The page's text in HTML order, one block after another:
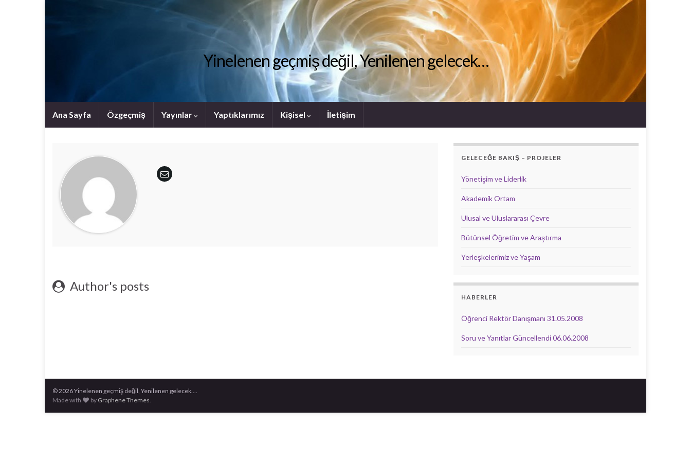
Yinelenen geçmiş değil, Yenilenen gelecek…
Ana Sayfa Özgeçmiş Yayınlar Yaptıklarımız Kişisel İletişim
Author's posts
GELECEĞE BAKIŞ – PROJELER
Yönetişim ve Liderlik
Akademik Ortam
Ulusal ve Uluslararası Çevre
Bütünsel Öğretim ve Araştırma
Yerleşkelerimiz ve Yaşam
HABERLER
Öğrenci Rektör Danışmanı 31.05.2008
Soru ve Yanıtlar Güncellendi06.06.2008
© 2026 Yinelenen geçmiş değil, Yenilenen gelecek....
Made with
by Graphene Themes.